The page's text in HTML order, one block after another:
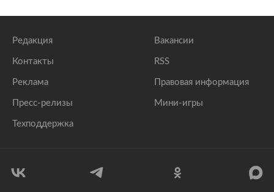
Редакция
Контакты
Реклама
Пресс-релизы
Техподдержка
Вакансии
RSS
Правовая информация
Мини-игры